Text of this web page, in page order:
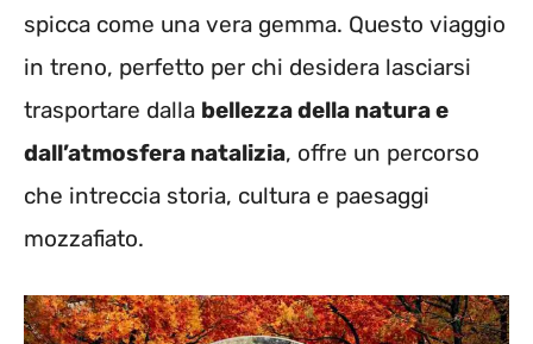
spicca come una vera gemma. Questo viaggio
in treno, perfetto per chi desidera lasciarsi
trasportare dalla bellezza della natura e
dall’atmosfera natalizia, offre un percorso
che intreccia storia, cultura e paesaggi
mozzafiato.